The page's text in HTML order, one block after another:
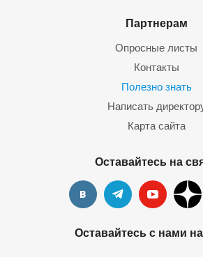
Партнерам
Опросные листы
Контакты
Полезно знать
Написать
Карта сайта
Оставайтесь на
Оставайтесь с нами